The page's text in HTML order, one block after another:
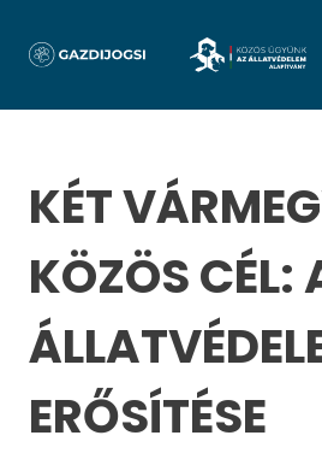
KÉT
KÖZÖS CÉL:
ERŐSÍTÉSE